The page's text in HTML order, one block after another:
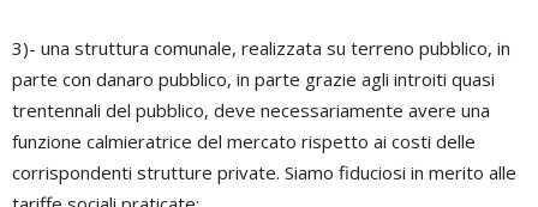
3)- una struttura comunale, realizzata su terreno pubblico, in
parte con danaro pubblico, in parte grazie agli introiti quasi
trentennali del pubblico, deve necessariamente avere una
funzione calmieratrice del mercato rispetto ai costi delle
corrispondenti strutture private. Siamo fiduciosi in merito alle